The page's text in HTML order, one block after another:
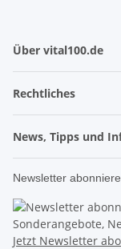
Über vital100.de
Rechtliches
News, Tipps und
Newsletter
Sonderangebote,
Jetzt Newsletter